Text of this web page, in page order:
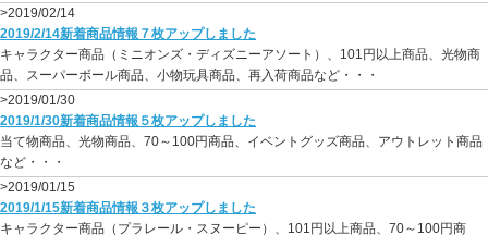
>2019/02/14
2019/2/14新着商品情報７枚アップしました
キャラクター商品（ミニオンズ・ディズニーアソート）、101円以上商品、光物商
品、スーパーボール商品、小物玩具商品、再入荷商品など・・・
>2019/01/30
2019/1/30新着商品情報５枚アップしました
当て物商品、光物商品、70～100円商品、イベントグッズ商品、アウトレット商品
など・・・
>2019/01/15
2019/1/15新着商品情報３枚アップしました
キャラクター商品（プラレール・スヌーピー）、101円以上商品、70～100円商